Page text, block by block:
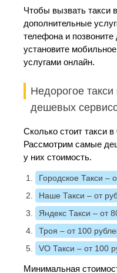
Чтобы вызвать такси
дополнительные
телефона и позвоните
установите
услугами онлайн.
Недорогое
дешевых
Сколько стоит такси
Рассмотрим самые
у них стоимость.
Городское Такси –
Наше Такси – от
Яндекс Такси – от
Троя – от 100
VO Такси – от 100
Минимальная